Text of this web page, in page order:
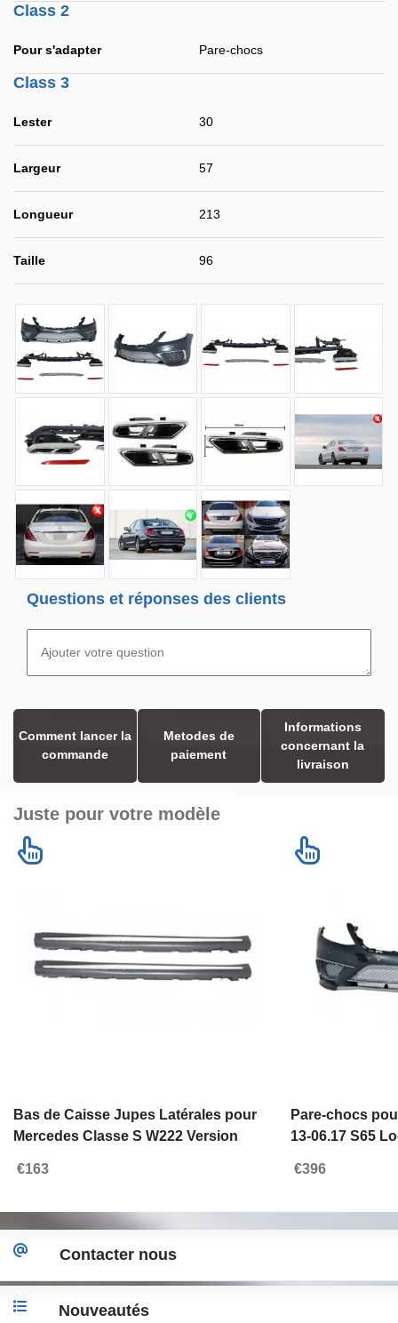
Class 2
Pour s'adapter Pare-chocs
Class 3
Lester 30
Largeur 57
Longueur 213
Taille 96
Questions et réponses des clients
Comment lancer la
commande
Metodes de
paiement
Informations
concernant la
livraison
Juste pour votre modèle
Bas de Caisse Jupes Latérales pour
Mercedes Classe S W222 Version
€163
Pare-chocs
13-06.17 S65
€396
Contacter nous
Nouveautés